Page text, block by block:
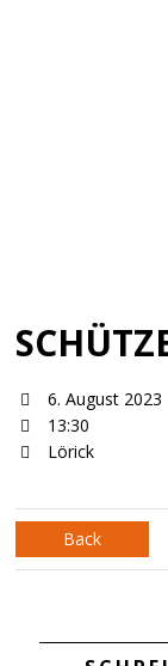
6. August 2023
13:30
Lörick
Back